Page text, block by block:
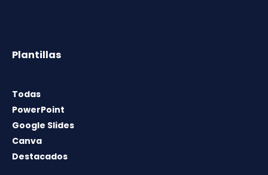
Plantillas
Todas
PowerPoint
Google Slides
Canva
Destacados